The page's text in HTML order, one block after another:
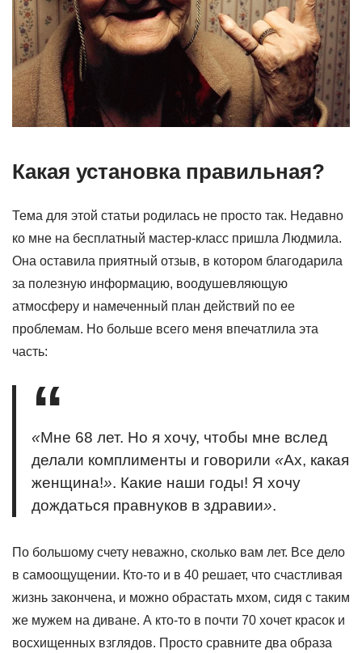
Какая установка правильная?
Тема для этой статьи родилась не просто так. Недавно
ко мне на бесплатный мастер-класс пришла Людмила.
Она оставила приятный отзыв, в котором благодарила
за полезную информацию, воодушевляющую
атмосферу и намеченный план действий по ее
проблемам. Но больше всего меня впечатлила эта
часть:
«Мне 68 лет. Но я хочу, чтобы мне вслед
делали комплименты и говорили«Ах, какая
женщина!». Какие наши годы! Я хочу
дождаться правнуков в здравии».
По большому счету неважно, сколько вам лет. Все дело
в самоощущении. Кто-то и в 40 решает, что счастливая
жизнь закончена, и можно обрастать мхом, сидя с таким
же мужем на диване. А кто-то в почти 70 хочет красок и
восхищенных взглядов. Просто сравните два образа